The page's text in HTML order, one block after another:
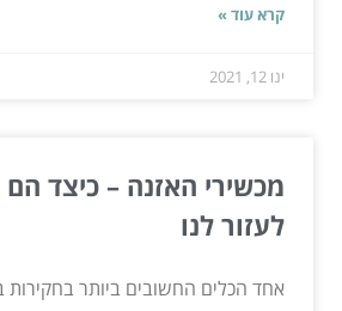
קרא עוד »
ינו 12, 2021
מכשירי האזנה – כיצד הם
לעזור לנו
אחד הכלים החשובים ביותר בחקירות